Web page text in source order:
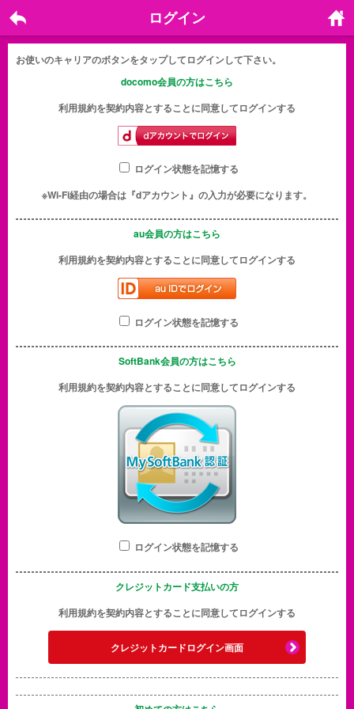
ログイン
戻る ホーム
お使いのキャリアのボタンをタップしてログインして下さい。
docomo会員の方はこちら
利用規約を契約内容とすることに同意してログインする
ログイン状態を記憶する
※Wi-Fi経由の場合は『dアカウント』の入力が必要になります。
au会員の方はこちら
利用規約を契約内容とすることに同意してログインする
ログイン状態を記憶する
SoftBank会員の方はこちら
利用規約を契約内容とすることに同意してログインする
ログイン状態を記憶する
クレジットカード支払いの方
利用規約を契約内容とすることに同意してログインする
クレジットカードログイン画面